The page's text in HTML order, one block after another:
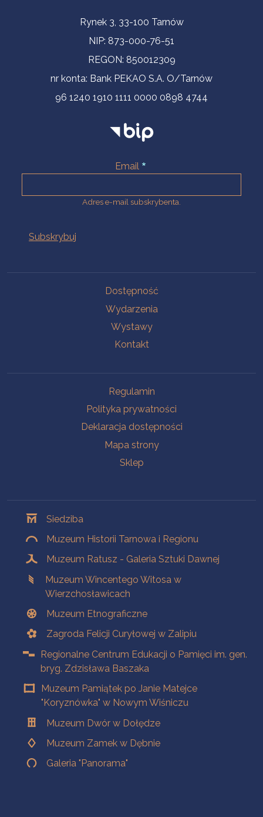
Informacje kontaktoweRynek 3, 33-100 Tarnów
NIP: 873-000-76-51
REGON: 850012309
nr konta: Bank PEKAO S.A. O/Tarnów
96 1240 1910 1111 0000 0898 4744
Email
Adres e-mail subskrybenta.
Dostępność
Wydarzenia
Wystawy
Kontakt
Regulamin
Polityka prywatności
Deklaracja dostępności
Mapa strony
Sklep
Siedziba
Muzeum Historii Tarnowa i Regionu
Muzeum Ratusz - Galeria Sztuki Dawnej
Muzeum Wincentego Witosa w
Wierzchosławicach
Muzeum Etnograficzne
Zagroda Felicji Curyłowej w Zalipiu
Regionalne Centrum Edukacji o Pamięci im. gen.
bryg. Zdzisława Baszaka
Muzeum Pamiątek po Janie Matejce
"Koryznówka" w Nowym Wiśniczu
Muzeum Dwór w Dołędze
Muzeum Zamek w Dębnie
Galeria "Panorama"